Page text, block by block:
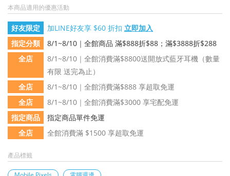
本商品適用的優惠活動
好友限定 加LINE好友享 $60 折扣 立即加入
指定分類
8/1~8/10｜全館商品 滿$888折$88；滿$3888折$288
全店
8/1~8/10｜全館消費滿$8800送開放式藍牙耳機（數量
有限 送完為止）
全店
8/1~8/10｜全館消費滿$888 享超取免運
全店
8/1~8/10｜全館消費滿$3000 享宅配免運
指定商品
指定商品單件免運
全店
全館消費滿 $1500 享超取免運
產品標籤